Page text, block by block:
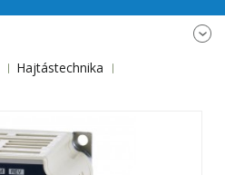
Hajtástechnika